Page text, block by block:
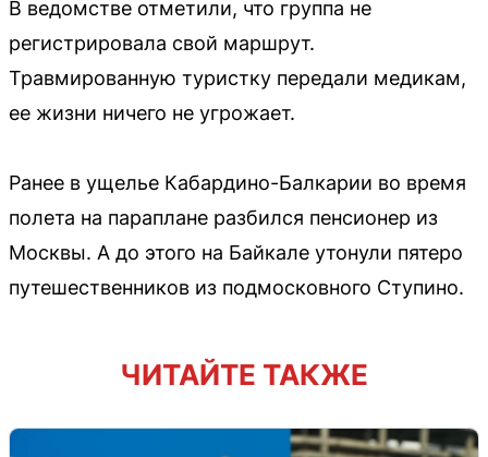
В ведомстве отметили, что группа не
регистрировала свой маршрут.
Травмированную туристку передали медикам,
ее жизни ничего не угрожает.
Ранее в ущелье Кабардино-Балкарии во время
полета на параплане разбился пенсионер из
Москвы. А до этого на Байкале утонули пятеро
путешественников из подмосковного Ступино.
ЧИТАЙТЕ ТАКЖЕ